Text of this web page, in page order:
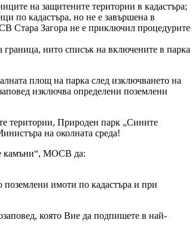
на защитените територии в кадастъра;
по кадастъра, но не е завършена в
Стара Загора не е приключил процедурите
нито списък на включените в парка
площ на парка след изключването на
изключва определени поземлени
територии, Природен парк „Сините
на околната среда!
камъни“, МОСВ да:
поземлени имоти по кадастъра и при
която Вие да подпишете в най-